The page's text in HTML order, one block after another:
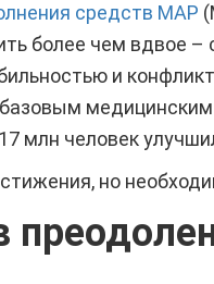
средств МАР
более чем
и
млн человек
но